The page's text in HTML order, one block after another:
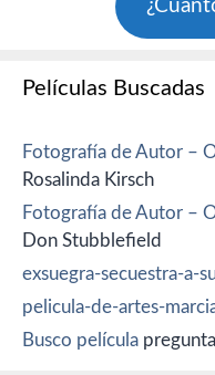
Películas Buscadas
Fotografía de Autor –
Rosalinda Kirsch
Fotografía de Autor –
Don Stubblefield
exsuegra-secuestra-a-
pelicula-de-artes-
Busco película